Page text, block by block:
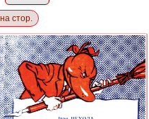
стор.